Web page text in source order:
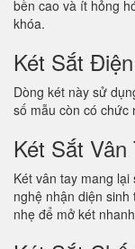
bền cao và ít hỏng
khóa.
Két Sắt
Dòng két này sử
số mẫu còn có chức
Két Sắt Vân
Két vân tay mang
nghệ nhận diện
nhẹ để mở két